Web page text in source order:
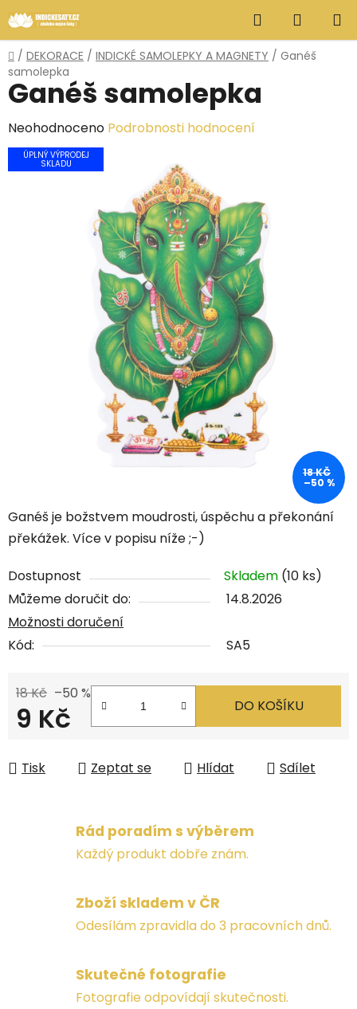
na
obsah
Hledat
KOŠÍK
Domů
/ DEKORACE / INDICKÉ SAMOLEPKY A MAGNETY / Ganéš
samolepka
Ganéš je božstvem moudrosti, úspěchu a překonání
překážek. Více v popisu níže ;-)
Dostupnost Skladem (10 ks)
Můžeme doručit do:
14.8.2026
Možnosti doručení
Kód:
SA5
18 Kč –50 %
9 Kč DO KOŠÍKU
Tisk Zeptat se Hlídat Sdílet
Ganéš samolepka
Průměrné
hodnocení
produktu
Neohodnoceno Podrobnosti hodnocení
ÚPLNÝ VÝPRODEJ
SKLADU
18 KČ
–50 %
Rád poradím s výběrem
Každý produkt dobře znám.
Zboží skladem v ČR
Odesílám zpravidla do 3 pracovních dnů.
Skutečné fotografie
Fotografie odpovídají skutečnosti.